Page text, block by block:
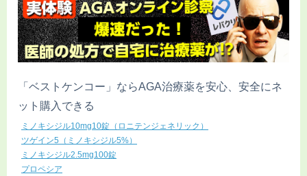
「ベストケンコー」ならAGA治療薬を安心、安全にネ
ット購入できる
ミノキシジル10mg10錠（ロニテンジェネリック）
ツゲイン5（ミノキシジル5%）
ミノキシジル2.5mg100錠
プロペシア